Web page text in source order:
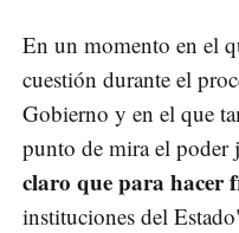
En un momento en el
cuestión durante el
Gobierno y en el que
punto de mira el poder
claro que para hacer
instituciones del